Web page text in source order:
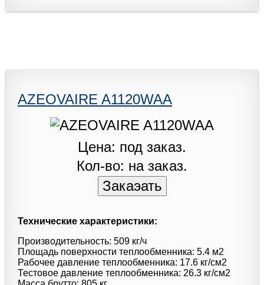
AZEOVAIRE A1120WAA
Цена: под заказ.
Кол-во: на заказ.
Технические характеристики:
Производительность: 509 кг/ч
Площадь поверхности теплообменника: 5.4 м2
Рабочее давление теплообменника: 17.6 кг/см2
Тестовое давление теплообменника: 26.3 кг/см2